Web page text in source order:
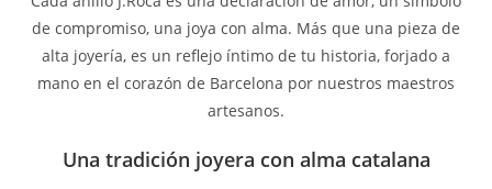
de compromiso, una joya con alma. Más que una pieza de
alta joyería, es un reflejo íntimo de tu historia, forjado a
mano en el corazón de Barcelona por nuestros maestros
artesanos.
Una tradición joyera con alma catalana